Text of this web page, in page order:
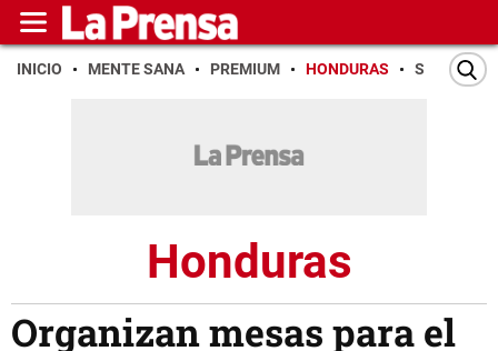
INICIO MENTE SANA PREMIUM HONDURAS SAN PEDRO
Honduras
Organizan mesas para el